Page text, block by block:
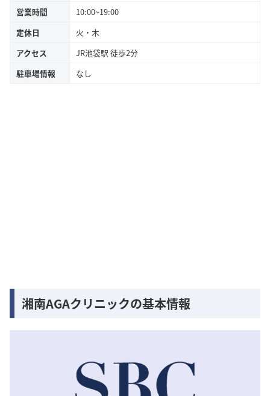
営業時間
10:00~19:00
定休日
火・木
アクセス
JR池袋駅 徒歩2分
駐車場情報
なし
湘南AGAクリニックの基本情報